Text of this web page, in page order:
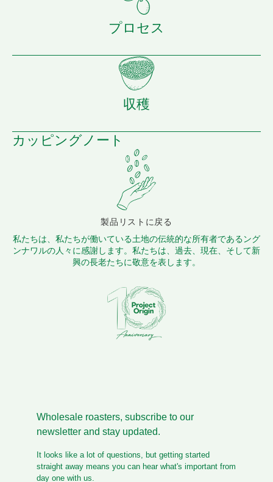
プロセス
収穫
カッピングノート
製品リストに戻る
私たちは、私たちが働いている土地の伝統的な所有者であるング
ンナワルの人々に感謝します。私たちは、過去、現在、そして新
興の長老たちに敬意を表します。